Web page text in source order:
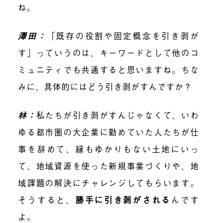
ね。
澤田：
「既存の役割や固定概念を引き剥が
す」っていうのは、キーワードとして他のコ
ミュニティでも共通すると思いますね。ちな
みに、具体的にはどう引き剥がすんですか？
林： 私たちが引き剥がすんじゃなくて、いわ
ゆる都市圏の大企業に勤めていた人たちが仕
事を辞めて、縁もゆかりもない土地にいっ
て、地域資源を使った新規事業づくりや、地
域課題の解決にチャレンジしてもらいます。
そうすると、 勝手に引き剥がされる んです
よ。